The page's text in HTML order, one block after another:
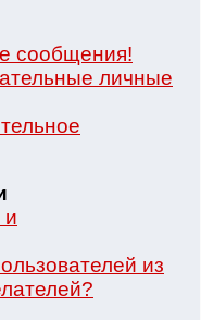
сообщения!
личные
и
из